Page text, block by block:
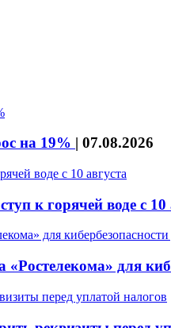
на 19% | 07.08.2026
к горячей воде с 10
для